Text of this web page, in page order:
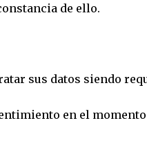
de ello.
sus datos siendo
en el momento